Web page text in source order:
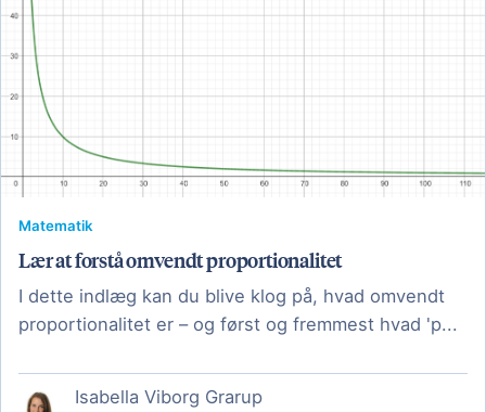
Matematik
Lær at forstå omvendt proportionalitet
I dette indlæg kan du blive klog på, hvad omvendt
proportionalitet er – og først og fremmest hvad 'p...
Isabella Viborg Grarup